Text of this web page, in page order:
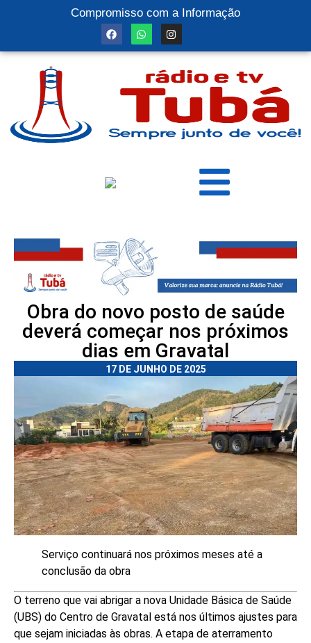
Compromisso com a Informação
Obra do novo posto de saúde
deverá começar nos próximos
dias em Gravatal
17 DE JUNHO DE 2025
Serviço continuará nos próximos meses até a
conclusão da obra
O terreno que vai abrigar a nova Unidade Básica de Saúde
(UBS) do Centro de Gravatal está nos últimos ajustes para
que sejam iniciadas às obras. A etapa de aterramento